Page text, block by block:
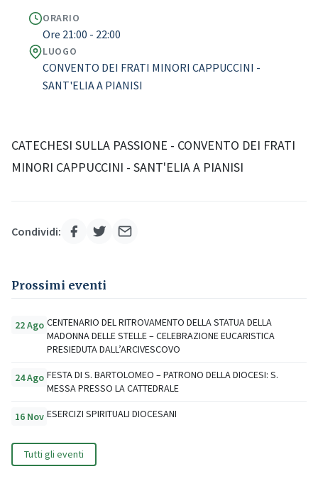
ORARIO
Ore 21:00 - 22:00
LUOGO
CONVENTO DEI FRATI MINORI CAPPUCCINI -
SANT'ELIA A PIANISI
CATECHESI SULLA PASSIONE - CONVENTO DEI FRATI
MINORI CAPPUCCINI - SANT'ELIA A PIANISI
Condividi:
Prossimi eventi
22 Ago CENTENARIO DEL RITROVAMENTO DELLA STATUA DELLA
MADONNA DELLE STELLE – CELEBRAZIONE EUCARISTICA
PRESIEDUTA DALL’ARCIVESCOVO
24 Ago FESTA DI S. BARTOLOMEO – PATRONO DELLA DIOCESI: S.
MESSA PRESSO LA CATTEDRALE
16 Nov ESERCIZI SPIRITUALI DIOCESANI
Tutti gli eventi